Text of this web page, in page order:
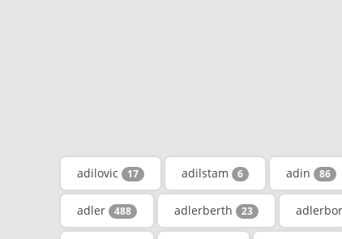
adilovic 17 adilstam 6 adin 86
adler 488 adlerberth 23